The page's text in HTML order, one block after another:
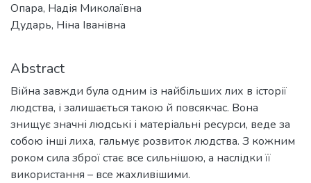
Опара, Надія Миколаївна
Дударь, Ніна Іванівна
Abstract
Війна завжди була одним із найбільших лих в історії
людства, і залишається такою й повсякчас. Вона
знищує значні людські і матеріальні ресурси, веде за
собою інші лиха, гальмує розвиток людства. З кожним
роком сила зброї стає все сильнішою, а наслідки її
використання – все жахливішими.